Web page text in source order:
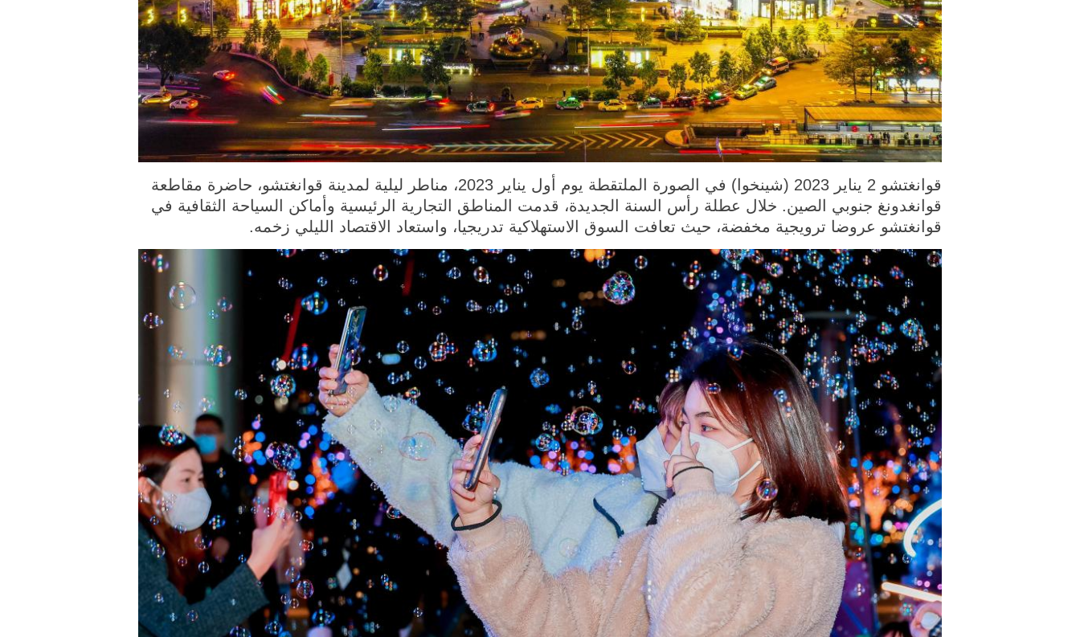
قوانغتشو 2 يناير 2023 (شينخوا) في الصورة الملتقطة يوم أول يناير 2023، مناطر ليلية لمدينة قوانغتشو، حاضرة مقاطعة
قوانغدونغ جنوبي الصين. خلال عطلة رأس السنة الجديدة، قدمت المناطق التجارية الرئيسية وأماكن السياحة الثقافية في
قوانغتشو عروضا ترويجية مخفضة، حيث تعافت السوق الاستهلاكية تدريجيا، واستعاد الاقتصاد الليلي زخمه.